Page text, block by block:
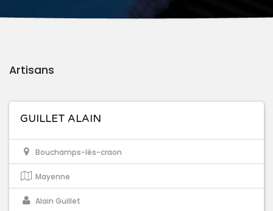
Artisans
GUILLET ALAIN
Bouchamps-lès-craon
Mayenne
Alain Guillet